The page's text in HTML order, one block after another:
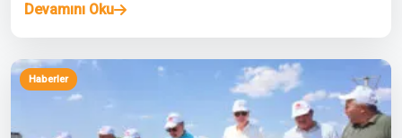
Devamını Oku
Haberler